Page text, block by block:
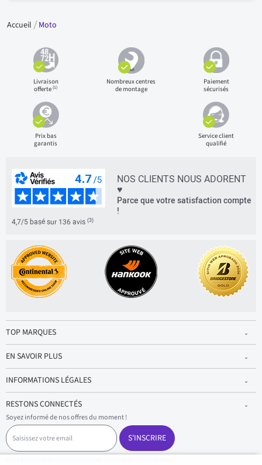
Accueil Moto
Livraison
offerte(1)
Nombreux centres
de montage
Paiement
sécurisés
Prix bas
garantis
Service client
qualifié
NOS CLIENTS NOUS ADORENT
♥
Parce que votre satisfaction compte
!
4,7/5 basé sur 136 avis (3)
TOP MARQUES
EN SAVOIR PLUS
INFORMATIONS LÉGALES
RESTONS CONNECTÉS
Soyez informé de nos offres du moment !
S
a
i
s
S'INSCRIRE